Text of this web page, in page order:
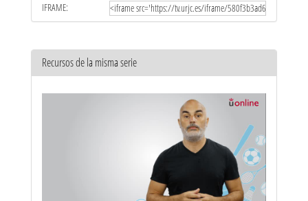
IFRAME:
Recursos de la misma serie